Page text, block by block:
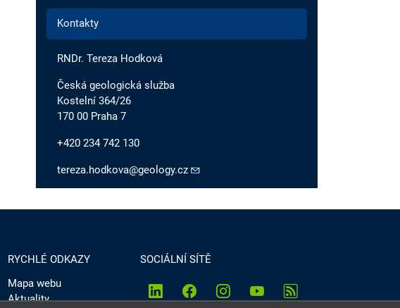
Kontakty
RNDr. Tereza Hodková
Česká geologická služba
Kostelní 364/26
170 00 Praha 7
+420 234 742 130
tereza.hodkova@geology.cz
RYCHLÉ ODKAZY
Mapa webu
Aktuality
SOCIÁLNÍ SÍTĚ